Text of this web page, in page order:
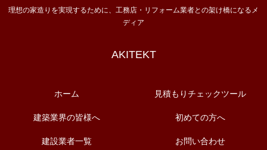
理想の家造りを実現するために、工務店・リフォーム業者との架け橋になるメ
ディア
AKITEKT
ホーム 見積もりチェックツール
建築業界の皆様へ 初めての方へ
建設業者一覧 お問い合わせ